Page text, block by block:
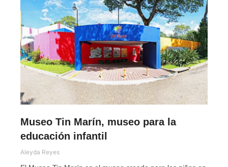
Museo Tin Marín, museo para la
educación infantil
Aleyda Reyes